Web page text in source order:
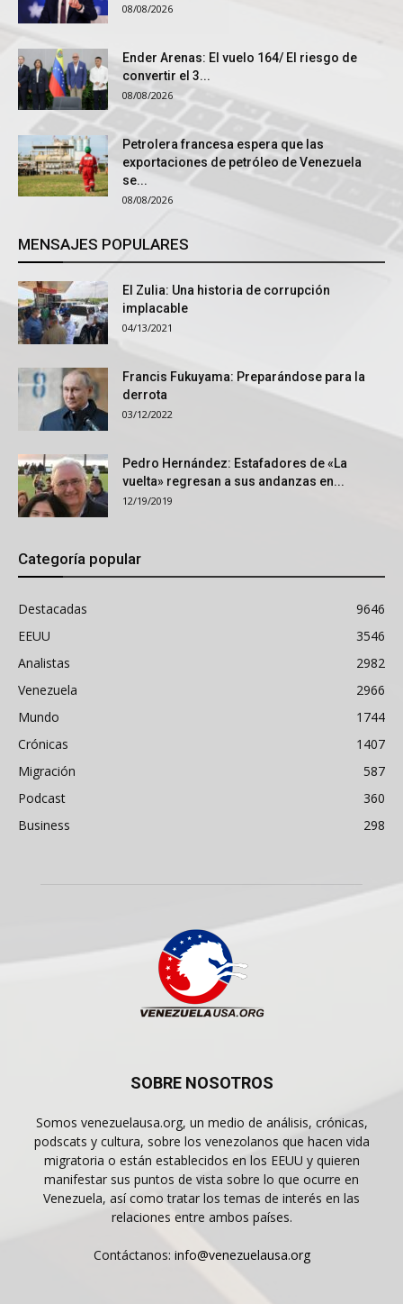
08/08/2026
Ender Arenas: El vuelo 164/ El riesgo de
convertir el 3...
08/08/2026
Petrolera francesa espera que las
exportaciones de petróleo de Venezuela
se...
08/08/2026
MENSAJES POPULARES
El Zulia: Una historia de corrupción
implacable
04/13/2021
Francis Fukuyama: Preparándose para la
derrota
03/12/2022
Pedro Hernández: Estafadores de «La
vuelta» regresan a sus andanzas en...
12/19/2019
Categoría popular
Destacadas
9646
EEUU
3546
Analistas
2982
Venezuela
2966
Mundo
1744
Crónicas
1407
Migración
587
Podcast
360
Business
298
SOBRE NOSOTROS
Somos venezuelausa.org, un medio de análisis, crónicas,
podscats y cultura, sobre los venezolanos que hacen vida
migratoria o están establecidos en los EEUU y quieren
manifestar sus puntos de vista sobre lo que ocurre en
Venezuela, así como tratar los temas de interés en las
relaciones entre ambos países.
Contáctanos: info@venezuelausa.org